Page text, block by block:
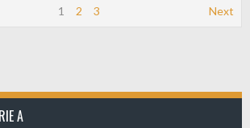
1 2 3 Next
A